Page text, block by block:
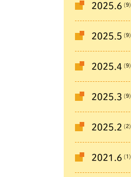
2025.6 (9)
2025.5 (9)
2025.4 (9)
2025.3 (9)
2025.2 (2)
2021.6 (1)